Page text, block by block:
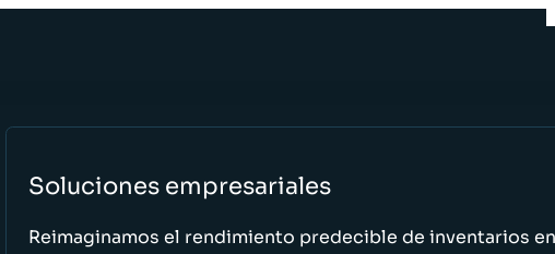
Soluciones empresariales
Reimaginamos el rendimiento predecible de inventarios en